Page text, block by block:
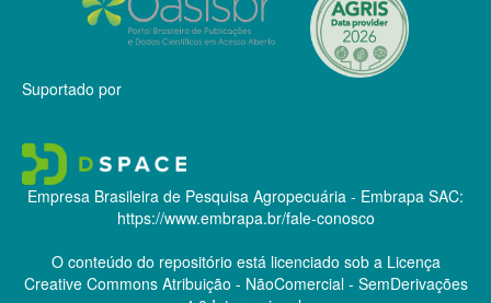
Suportado por
Empresa Brasileira de Pesquisa Agropecuária - Embrapa SAC:
https://www.embrapa.br/fale-conosco
O conteúdo do repositório está licenciado sob a Licença
Creative CommonsAtribuição - NãoComercial - SemDerivações